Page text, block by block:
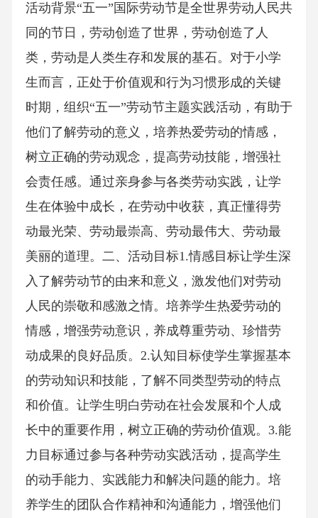
活动背景“五一”国际劳动节是全世界劳动人民共
同的节日，劳动创造了世界，劳动创造了人
类，劳动是人类生存和发展的基石。对于小学
生而言，正处于价值观和行为习惯形成的关键
时期，组织“五一”劳动节主题实践活动，有助于
他们了解劳动的意义，培养热爱劳动的情感，
树立正确的劳动观念，提高劳动技能，增强社
会责任感。通过亲身参与各类劳动实践，让学
生在体验中成长，在劳动中收获，真正懂得劳
动最光荣、劳动最崇高、劳动最伟大、劳动最
美丽的道理。二、活动目标1.情感目标让学生深
入了解劳动节的由来和意义，激发他们对劳动
人民的崇敬和感激之情。培养学生热爱劳动的
情感，增强劳动意识，养成尊重劳动、珍惜劳
动成果的良好品质。2.认知目标使学生掌握基本
的劳动知识和技能，了解不同类型劳动的特点
和价值。让学生明白劳动在社会发展和个人成
长中的重要作用，树立正确的劳动价值观。3.能
力目标通过参与各种劳动实践活动，提高学生
的动手能力、实践能力和解决问题的能力。培
养学生的团队合作精神和沟通能力，增强他们